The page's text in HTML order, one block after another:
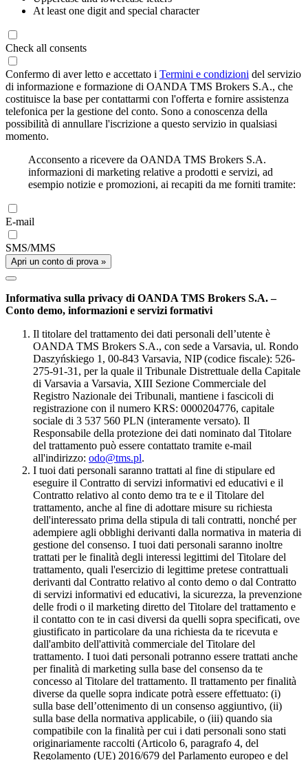
At least one digit and special character
Check all consents
Confermo di aver letto e accettato i Termini e condizioni del servizio
di informazione e formazione di OANDA TMS Brokers S.A., che
costituisce la base per contattarmi con l'offerta e fornire assistenza
telefonica per la gestione del conto. Sono a conoscenza della
possibilità di annullare l'iscrizione a questo servizio in qualsiasi
momento.
Acconsento a ricevere da OANDA TMS Brokers S.A.
informazioni di marketing relative a prodotti e servizi, ad
esempio notizie e promozioni, ai recapiti da me forniti tramite:
E-mail
SMS/MMS
Apri un conto di prova »
Informativa sulla privacy di OANDA TMS Brokers S.A. –
Conto demo, informazioni e servizi formativi
Il titolare del trattamento dei dati personali dell’utente è
OANDA TMS Brokers S.A., con sede a Varsavia, ul. Rondo
Daszyńskiego 1, 00-843 Varsavia, NIP (codice fiscale): 526-
275-91-31, per la quale il Tribunale Distrettuale della Capitale
di Varsavia a Varsavia, XIII Sezione Commerciale del
Registro Nazionale dei Tribunali, mantiene i fascicoli di
registrazione con il numero KRS: 0000204776, capitale
sociale di 3 537 560 PLN (interamente versato). Il
Responsabile della protezione dei dati nominato dal Titolare
del trattamento può essere contattato tramite e-mail
all'indirizzo: odo@tms.pl.
I tuoi dati personali saranno trattati al fine di stipulare ed
eseguire il Contratto di servizi informativi ed educativi e il
Contratto relativo al conto demo tra te e il Titolare del
trattamento, anche al fine di adottare misure su richiesta
dell'interessato prima della stipula di tali contratti, nonché per
adempiere agli obblighi derivanti dalla normativa in materia di
gestione del consenso. I tuoi dati personali saranno inoltre
trattati per le finalità degli interessi legittimi del Titolare del
trattamento, quali l'esercizio di legittime pretese contrattuali
derivanti dal Contratto relativo al conto demo o dal Contratto
di servizi informativi ed educativi, la sicurezza, la prevenzione
delle frodi o il marketing diretto del Titolare del trattamento e
il contatto con te in casi diversi da quelli sopra specificati, ove
giustificato in particolare da una richiesta da te ricevuta e
dall'ambito dell'attività commerciale del Titolare del
trattamento. I tuoi dati personali potranno essere trattati anche
per finalità di marketing sulla base del consenso da te
concesso al Titolare del trattamento. Il trattamento per finalità
diverse da quelle sopra indicate potrà essere effettuato: (i)
sulla base dell’ottenimento di un consenso aggiuntivo, (ii)
sulla base della normativa applicabile, o (iii) quando sia
compatibile con la finalità per cui i dati personali sono stati
originariamente raccolti (Articolo 6, paragrafo 4, del
Regolamento (UE) 2016/679 del Parlamento europeo e del